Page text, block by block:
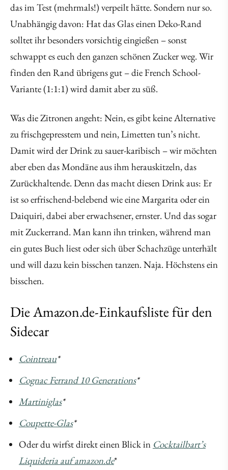
das im Test (mehrmals!) verpeilt hätte. Sondern nur so.
Unabhängig davon: Hat das Glas einen Deko-Rand
solltet ihr besonders vorsichtig eingießen – sonst
schwappt es euch den ganzen schönen Zucker weg. Wir
finden den Rand übrigens gut – die French School-
Variante (1:1:1) wird damit aber zu süß.
Was die Zitronen angeht: Nein, es gibt keine Alternative
zu frischgepresstem und nein, Limetten tun’s nicht.
Damit wird der Drink zu sauer-karibisch – wir möchten
aber eben das Mondäne aus ihm herauskitzeln, das
Zurückhaltende. Denn das macht diesen Drink aus: Er
ist so erfrischend-belebend wie eine Margarita oder ein
Daiquiri, dabei aber erwachsener, ernster. Und das sogar
mit Zuckerrand. Man kann ihn trinken, während man
ein gutes Buch liest oder sich über Schachzüge unterhält
und will dazu kein bisschen tanzen. Naja. Höchstens ein
bisschen.
Die Amazon.de-Einkaufsliste für den
Sidecar
Cointreau*
Cognac Ferrand 10 Generations*
Martiniglas*
Coupette-Glas*
Oder du wirfst direkt einen Blick in Cocktailbart’s
Liquideria auf amazon.de*